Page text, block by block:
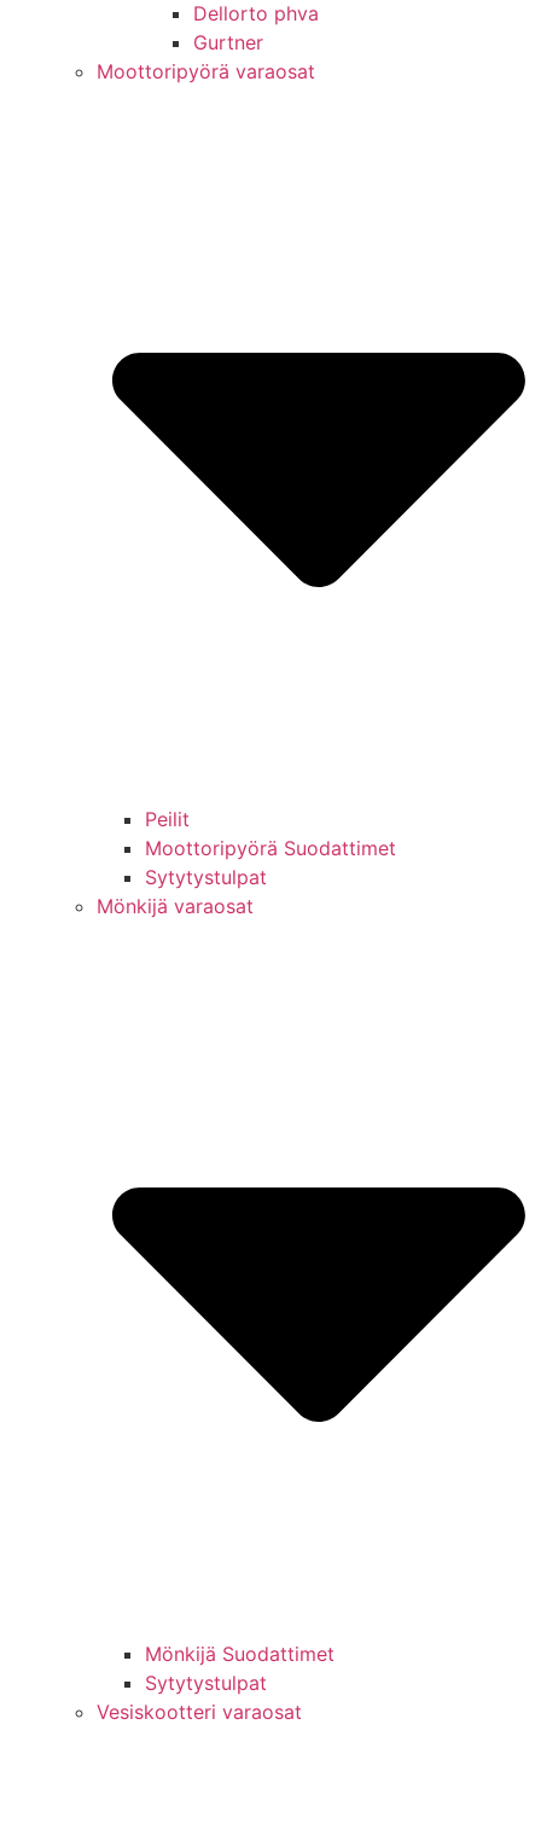
Dellorto phva
Gurtner
Moottoripyörä varaosat
Peilit
Moottoripyörä Suodattimet
Sytytystulpat
Mönkijä varaosat
Mönkijä Suodattimet
Sytytystulpat
Vesiskootteri varaosat